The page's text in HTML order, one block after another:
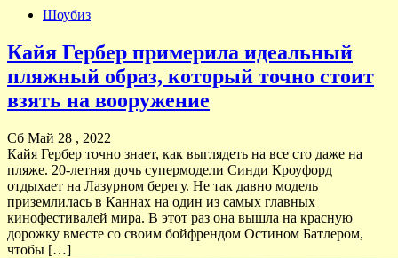
Шоубиз
Кайя Гербер примерила идеальный
пляжный образ, который точно стоит
взять на вооружение
Сб Май 28 , 2022
Кайя Гербер точно знает, как выглядеть на все сто даже на
пляже. 20-летняя дочь супермодели Синди Кроуфорд
отдыхает на Лазурном берегу. Не так давно модель
приземлилась в Каннах на один из самых главных
кинофестивалей мира. В этот раз она вышла на красную
дорожку вместе со своим бойфрендом Остином Батлером,
чтобы […]